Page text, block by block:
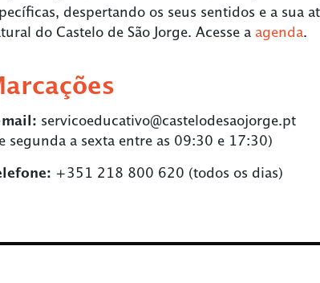
despertando os seus sentidos e a sua
do Castelo de São Jorge. Acesse a agenda.
mail: servicoeducativo@castelodesaojorge.pt
segunda a sexta entre as 09:30 e 17:30)
+351 218 800 620 (todos os dias)